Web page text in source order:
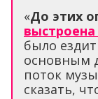
«До этих
было
основным
поток
сказать,